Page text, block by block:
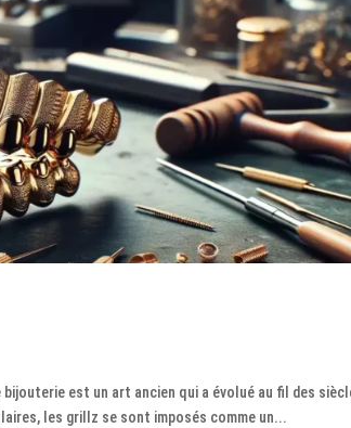
est un art ancien qui a évolué au fil des
les grillz se sont imposés comme un...